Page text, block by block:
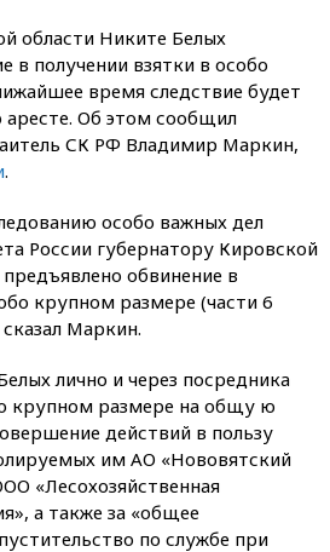
области Никите Белых
в получении взятки в особо
время следствие будет
аресте. Об этом сообщил
СК РФ Владимир Маркин,
.
особо важных дел
России губернатору Кировской
обвинение в
крупном размере (части 6
Маркин.
лично и через посредника
крупном размере на общу ю
действий в пользу
им АО «Нововятский
«Лесохозяйственная
а также за «общее
по службе при